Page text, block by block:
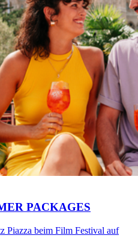
PACKAGES
Piazza beim Film Festival auf